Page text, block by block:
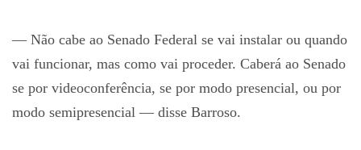
— Não cabe ao Senado Federal se vai instalar ou quando
vai funcionar, mas como vai proceder. Caberá ao Senado
se por videoconferência, se por modo presencial, ou por
modo semipresencial — disse Barroso.